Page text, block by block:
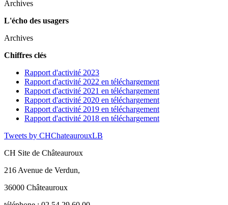
Archives
L'écho des usagers
Archives
Chiffres clés
Rapport d'activité 2023
Rapport d'activité 2022 en téléchargement
Rapport d'activité 2021 en téléchargement
Rapport d'activité 2020 en téléchargement
Rapport d'activité 2019 en téléchargement
Rapport d'activité 2018 en téléchargement
Tweets by CHChateaurouxLB
CH Site de Châteauroux
216 Avenue de Verdun,
36000 Châteauroux